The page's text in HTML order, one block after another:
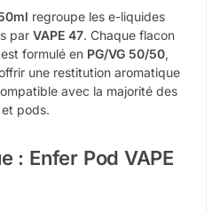
regroupe les e-liquides
par VAPE 47. Chaque flacon
est formulé en PG/VG 50/50,
une restitution aromatique
avec la majorité des
pods.
: Enfer Pod VAPE